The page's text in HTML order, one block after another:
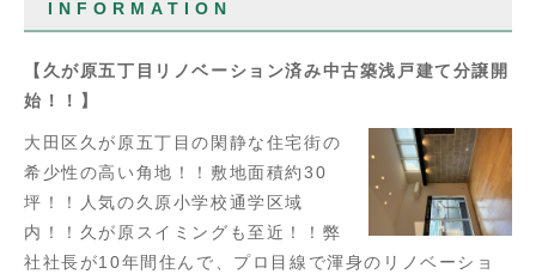
INFORMATION
【久が原五丁目リノベーション済み中古築浅戸建て分譲開
始！！】
大田区久が原五丁目の閑静な住宅街の
希少性の高い角地！！敷地面積約30
坪！！人気の久原小学校通学区域
内！！久が原スイミングも至近！！弊
社社長が10年間住んで、プロ目線で渾身のリノベーショ